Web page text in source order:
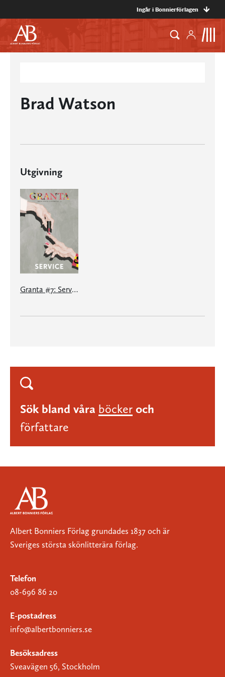
Ingår i Bonnierförlagen
Brad Watson
Utgivning
Granta #7: Service
Sök bland våra böcker och
författare
Albert Bonniers Förlag grundades 1837 och är
Sveriges största skönlitterära förlag.
Telefon
08-696 86 20
E-postadress
info@albertbonniers.se
Besöksadress
Sveavägen 56, Stockholm